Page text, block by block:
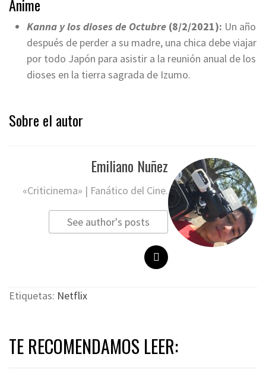
Anime
Kanna y los dioses de Octubre (8/2/2021): Un año
después de perder a su madre, una chica debe viajar
por todo Japón para asistir a la reunión anual de los
dioses en la tierra sagrada de Izumo.
Sobre el autor
Emiliano Nuñez
«Criticinema» | Fanático del Cine.
See author's posts
Etiquetas: Netflix
TE RECOMENDAMOS LEER: